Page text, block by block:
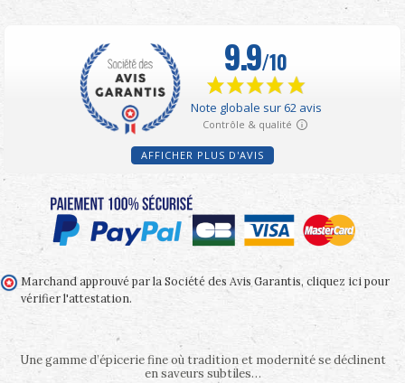
AFFICHER PLUS D'AVIS
Marchand approuvé par la Société des Avis Garantis, cliquez ici pour
vérifier l'attestation.
Une gamme d’épicerie fine où tradition et modernité se déclinent
en saveurs subtiles…